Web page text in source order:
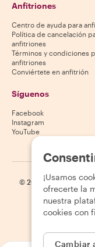
Anfitriones
Centro de ayuda para
Política de cancelación
anfitriones
Términos y condiciones
anfitriones
Conviértete en anfitrión
Síguenos
Facebook
Instagram
YouTube
© 2026
¡Usamos
ofrecerte la
nuestra
cookies con
Cambiar